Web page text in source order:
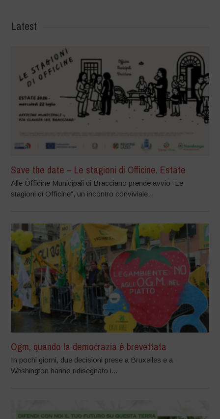
Latest
Save the date – Le stagioni di Officine. Estate
Alle Officine Municipali di Bracciano prende avvio “Le
stagioni di Officine”, un incontro conviviale...
Ogm, quando la democrazia è brevettata
In pochi giorni, due decisioni prese a Bruxelles e a
Washington hanno ridisegnato i...